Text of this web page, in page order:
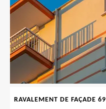
RAVALEMENT DE FAÇADE 69